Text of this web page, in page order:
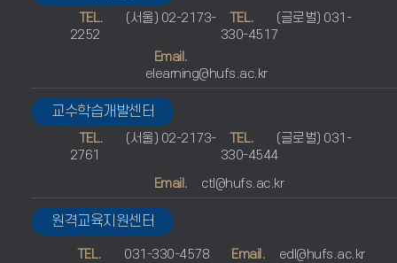
TEL.
(서울) 02-2173-
2252
TEL.
(글로벌) 031-
330-4517
Email.
elearning@hufs.ac.kr
교수학습개발센터
TEL.
(서울) 02-2173-
2761
TEL.
(글로벌) 031-
330-4544
Email.
ctl@hufs.ac.kr
원격교육지원센터
TEL. 031-330-4578 Email. edl@hufs.ac.kr